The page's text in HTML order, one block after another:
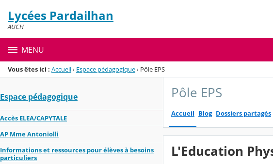
Menu de la rubrique
Contenu
Lycées Pardailhan
AUCH
MENU
Vous êtes ici : Accueil› Espace pédagogique› Pôle EPS
Espace pédagogique
Accès ELEA/CAPYTALE
AP Mme Antoniolli
Informations et ressources pour élèves à besoins
particuliers
Pôle EPS
Accueil Blog Dossiers partagés
L'Education